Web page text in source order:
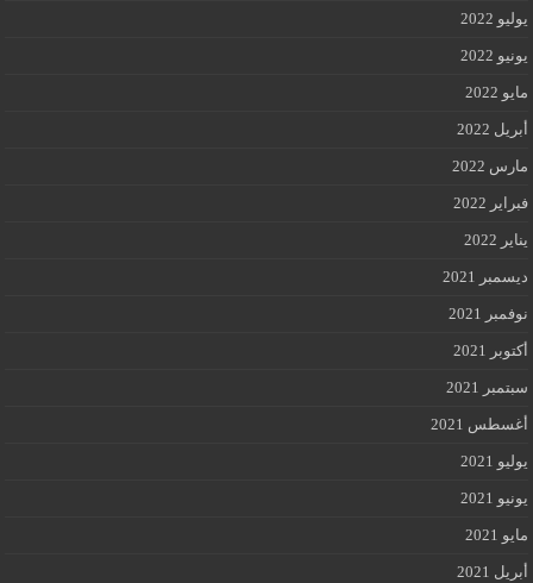
يوليو 2022
يونيو 2022
مايو 2022
أبريل 2022
مارس 2022
فبراير 2022
يناير 2022
ديسمبر 2021
نوفمبر 2021
أكتوبر 2021
سبتمبر 2021
أغسطس 2021
يوليو 2021
يونيو 2021
مايو 2021
أبريل 2021